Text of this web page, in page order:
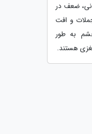
ضعف در
و افت
به طور
هستند.